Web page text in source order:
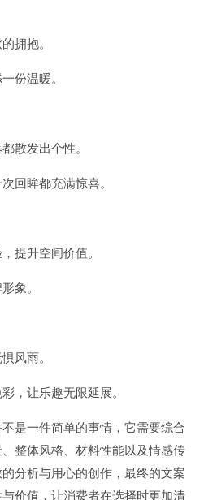
拥抱。
份温暖。
散发出个性。
回眸都充满惊喜。
提升空间价值。
象。
风雨。
，让乐趣无限延展。
是一件简单的事情，它需要综合
整体风格、材料性能以及情感传
分析与用心的创作，最终的文案
价值，让消费者在选择时更加清